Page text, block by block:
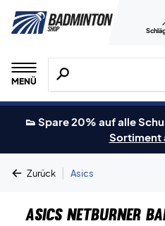
MENÜ
Suche nach
👟 Spare 20% auf alle
Sortiment
Zurück | Asics
Asics Netburner